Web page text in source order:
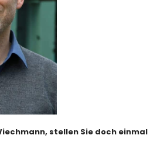
stellen Sie doch einmal